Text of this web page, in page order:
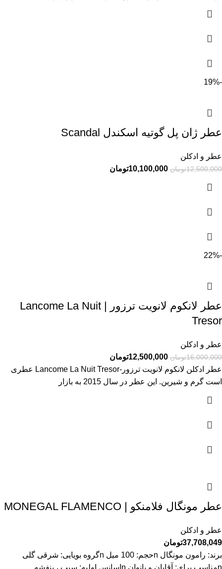
-19%
عطر ژان پل گوتیه اسکندل Scandal
عطر و ادکلن
12,500,000تومان 10,100,000تومان
-22%
عطر لانکوم لانویت ترزور | Lancome La Nuit
Tresor
عطر و ادکلن
16,000,000تومان 12,500,000تومان
عطر ادکلن لانکوم لانويت ترزور-Lancome La Nuit Tresor عطری
است گرم و شیرین. این عطر در سال 2015 به بازار
عطر مونگال فلامنکو | MONEGAL FLAMENCO
عطر و ادکلن
37,708,049تومان
برند: رامون مونگال nحجم: 100 میل nگروه بویایی: شرقی گلی
nمناسب برای: آقایان و بانوان nاسانس اولیه: سیب ، بنفشه